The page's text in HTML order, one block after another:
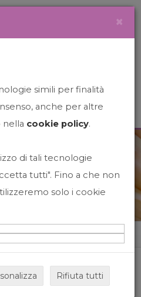
×
simili per finalità
anche per altre
nella cookie policy.
di tali tecnologie
tutti". Fino a che non
solo i cookie
Rifiuta tutti